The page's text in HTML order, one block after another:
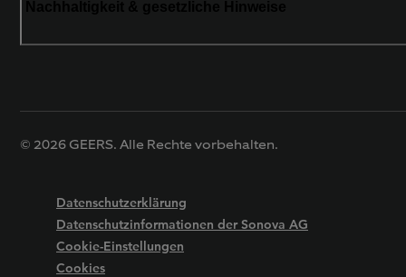
© 2026 GEERS. Alle Rechte vorbehalten.
Datenschutzerklärung
Datenschutzinformationen der Sonova AG
Cookie-Einstellungen
Cookies